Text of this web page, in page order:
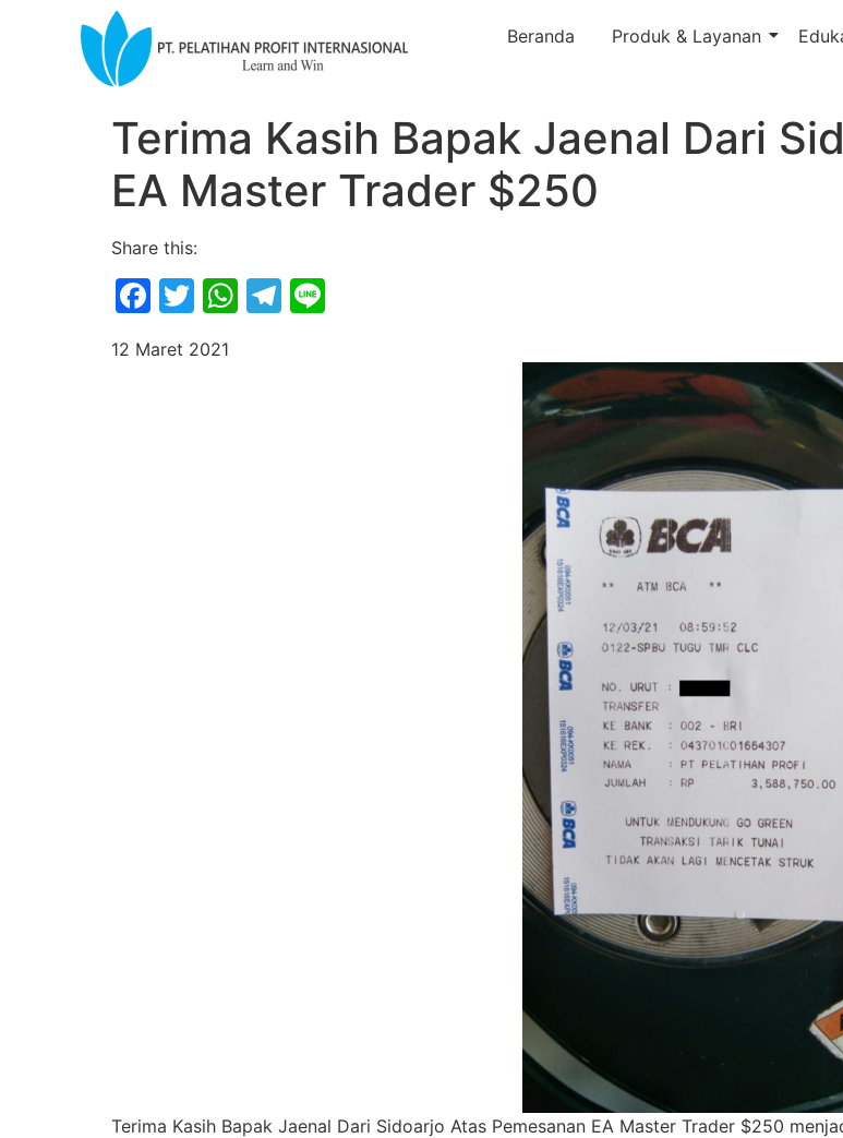
Beranda Produk & Layanan
Terima Kasih Bapak Jaenal Dari
EA Master Trader $250
Share this:
Facebook
Twitter
WhatsApp
Telegram
12 Maret 2021
Terima Kasih Bapak Jaenal Dari Sidoarjo Atas Pemesanan EA Master Trader $250